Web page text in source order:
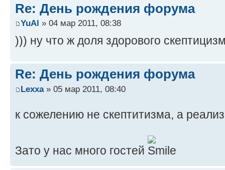
Re: День рождения форума
YuAl » 04 мар 2011, 08:38
))) ну что ж доля здорового
Re: День рождения форума
Lexxa» 05 мар 2011, 08:40
к сожелению не скептитизма, а
Зато у нас много гостей